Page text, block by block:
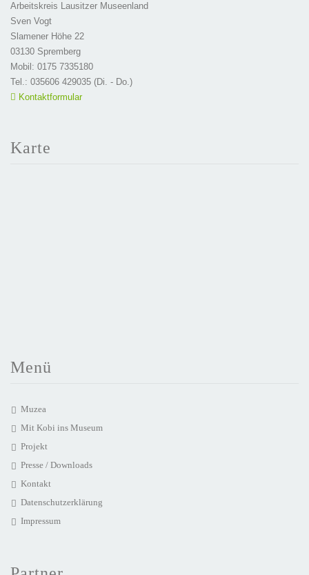
Arbeitskreis Lausitzer Museenland
Sven Vogt
Slamener Höhe 22
03130 Spremberg
Mobil: 0175 7335180
Tel.: 035606 429035 (Di. - Do.)
Kontaktformular
Karte
Menü
Muzea
Mit Kobi ins Museum
Projekt
Presse / Downloads
Kontakt
Datenschutzerklärung
Impressum